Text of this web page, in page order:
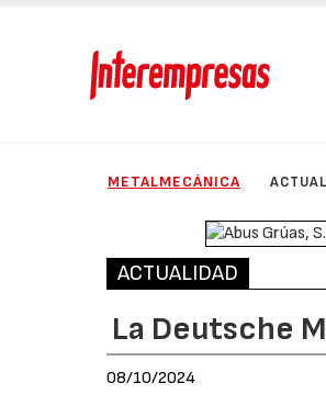
METALMECÁNICA
ACTUALIDAD
La Deutsche
08/10/2024